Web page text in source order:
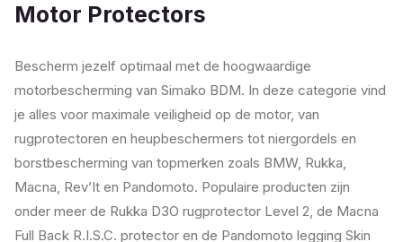
Motor Protectors
Bescherm jezelf optimaal met de hoogwaardige
motorbescherming van Simako BDM. In deze categorie vind
je alles voor maximale veiligheid op de motor, van
rugprotectoren en heupbeschermers tot niergordels en
borstbescherming van topmerken zoals BMW, Rukka,
Macna, Rev’It en Pandomoto. Populaire producten zijn
onder meer de Rukka D3O rugprotector Level 2, de Macna
Full Back R.I.S.C. protector en de Pandomoto legging Skin